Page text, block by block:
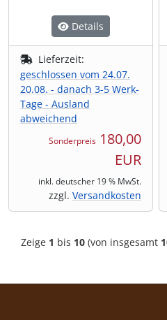
Details
Lieferzeit:
geschlossen vom 24.07.
20.08. - danach 3-5 Werk-
Tage - Ausland
abweichend
Sonderpreis 180,00
EUR
inkl. deutscher 19 % MwSt.
zzgl. Versandkosten
Zeige 1 bis 10(von insgesamt